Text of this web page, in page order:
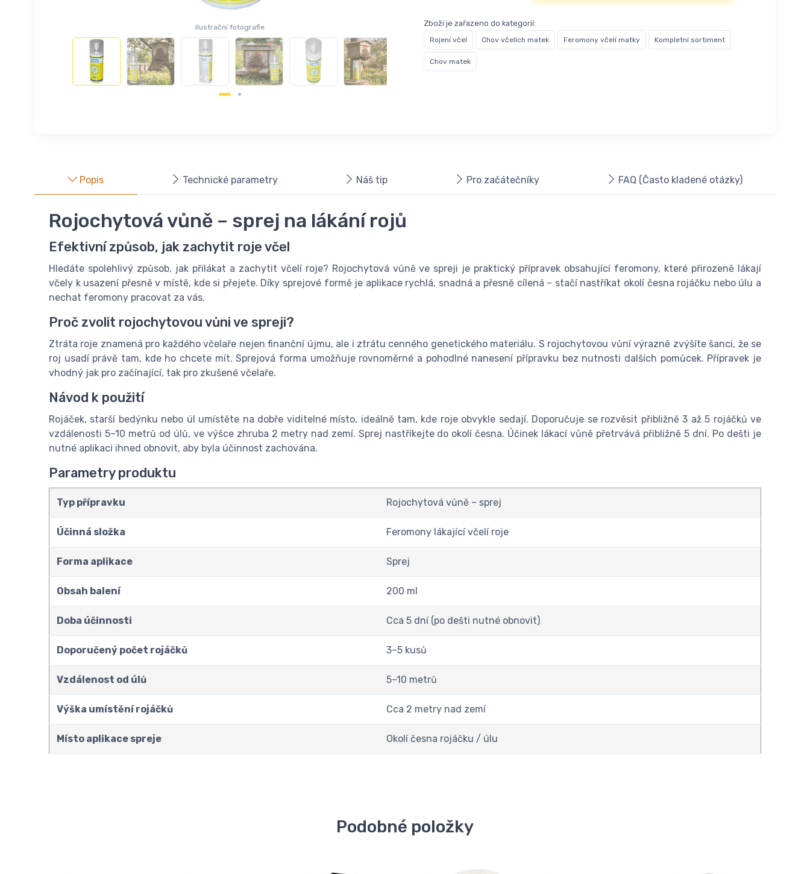
Ilustrační fotografie Zboží je zařazeno do kategorií:
Rojení včel Chov včelích matek Feromony včelí matky Kompletní sortiment
Chov matek
Popis Technické parametry Náš tip Pro začátečníky FAQ (Často kladené otázky)
Rojochytová vůně – sprej na lákání rojů
Efektivní způsob, jak zachytit roje včel
Hledáte spolehlivý způsob, jak přilákat a zachytit včelí roje? Rojochytová vůně ve spreji je praktický přípravek obsahující feromony, které přirozeně lákají
včely k usazení přesně v místě, kde si přejete. Díky sprejové formě je aplikace rychlá, snadná a přesně cílená – stačí nastříkat okolí česna rojáčku nebo úlu a
nechat feromony pracovat za vás.
Proč zvolit rojochytovou vůni ve spreji?
Ztráta roje znamená pro každého včelaře nejen finanční újmu, ale i ztrátu cenného genetického materiálu. S rojochytovou vůní výrazně zvýšíte šanci, že se
roj usadí právě tam, kde ho chcete mít. Sprejová forma umožňuje rovnoměrné a pohodlné nanesení přípravku bez nutnosti dalších pomůcek. Přípravek je
vhodný jak pro začínající, tak pro zkušené včelaře.
Návod k použití
Rojáček, starší bedýnku nebo úl umístěte na dobře viditelné místo, ideálně tam, kde roje obvykle sedají. Doporučuje se rozvěsit přibližně 3 až 5 rojáčků ve
vzdálenosti 5–10 metrů od úlů, ve výšce zhruba 2 metry nad zemí. Sprej nastříkejte do okolí česna. Účinek lákací vůně přetrvává přibližně 5 dní. Po dešti je
nutné aplikaci ihned obnovit, aby byla účinnost zachována.
Parametry produktu
Typ přípravku Rojochytová vůně – sprej
Účinná složka Feromony lákající včelí roje
Forma aplikace Sprej
Obsah balení 200 ml
Doba účinnosti Cca 5 dní (po dešti nutné obnovit)
Doporučený počet rojáčků 3–5 kusů
Vzdálenost od úlů 5–10 metrů
Výška umístění rojáčků Cca 2 metry nad zemí
Místo aplikace spreje Okolí česna rojáčku / úlu
Podobné položky